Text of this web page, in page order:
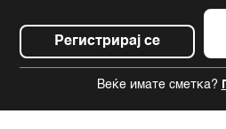
Регистрирај се
Веќе имате сметка?